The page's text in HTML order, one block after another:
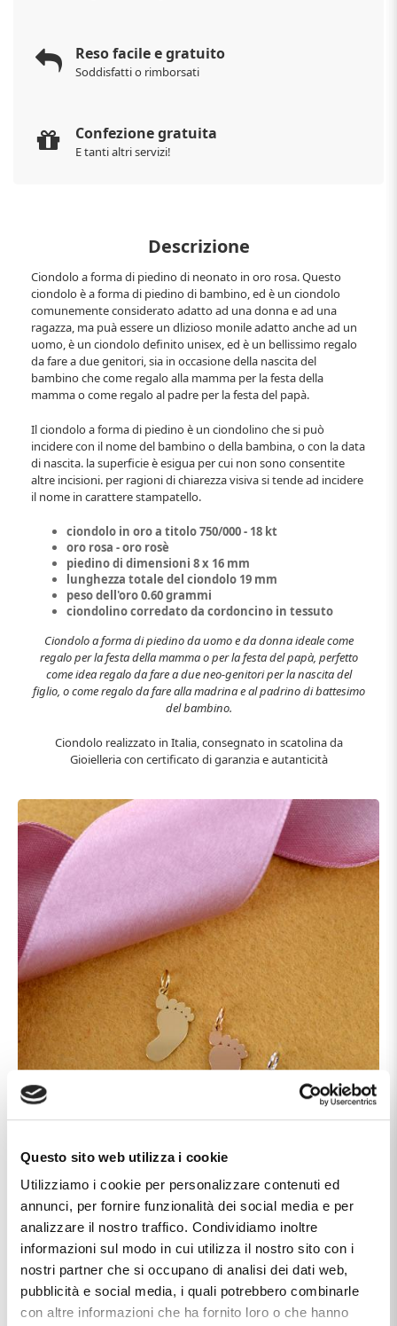
Questo sito web utilizza i cookie
Utilizziamo i cookie per personalizzare contenuti ed
annunci, per fornire funzionalità dei social media e per
analizzare il nostro traffico. Condividiamo inoltre
informazioni sul modo in cui utilizza il nostro sito con i
nostri partner che si occupano di analisi dei dati web,
pubblicità e social media, i quali potrebbero combinarle
con altre informazioni che ha fornito loro o che hanno
Reso facile e gratuito
Soddisfatti o rimborsati
Confezione gratuita
E tanti altri servizi!
Descrizione
Ciondolo a forma di piedino di neonato in oro rosa. Questo
ciondolo è a forma di piedino di bambino, ed è un ciondolo
comunemente considerato adatto ad una donna e ad una
ragazza, ma puà essere un dlizioso monile adatto anche ad un
uomo, è un ciondolo definito unisex, ed è un bellissimo regalo
da fare a due genitori, sia in occasione della nascita del
bambino che come regalo alla mamma per la festa della
mamma o come regalo al padre per la festa del papà.
Il ciondolo a forma di piedino è un ciondolino che si può
incidere con il nome del bambino o della bambina, o con la data
di nascita. la superficie è esigua per cui non sono consentite
altre incisioni. per ragioni di chiarezza visiva si tende ad incidere
il nome in carattere stampatello.
ciondolo in oro a titolo 750/000 - 18 kt
oro rosa - oro rosè
piedino di dimensioni 8 x 16 mm
lunghezza totale del ciondolo 19 mm
peso dell'oro 0.60 grammi
ciondolino corredato da cordoncino in tessuto
Ciondolo a forma di piedino da uomo e da donna ideale come
regalo per la festa della mamma o per la festa del papà, perfetto
come idea regalo da fare a due neo-genitori per la nascita del
figlio, o come regalo da fare alla madrina e al padrino di battesimo
del bambino.
Ciondolo realizzato in Italia, consegnato in scatolina da
Gioielleria con certificato di garanzia e autanticità